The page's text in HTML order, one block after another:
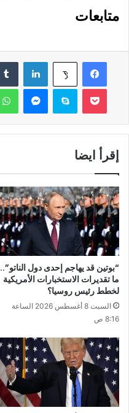
متابعات
فيسبوك ‫X لينكدإن
سكايب
إقرأ ايضا
“بوتين قد يهاجم إحدى دول الناتو”..
ما تقديرات الاستخبارات الأمريكية
لخطط رئيس روسيا؟
السبت 8 أغسطس 2026 الساعة
8:16 ص